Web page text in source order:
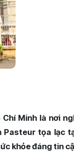
Minh là nơi
Pasteur tọa lạc
khỏe đáng tin